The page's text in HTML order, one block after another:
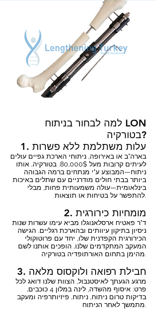
למה לבחור בניתוח LON
בטורקיה?
1. עלות משתלמת ללא פשרות
בארה"ב או באירופה, ניתוחי הארכת גפיים עולים
לעיתים קרובות מעל 80,000$. בטורקיה, אותו
ניתוח—המבוצע ע"י מנתחים ברמה הגבוהה
ביותר בבתי חולים מודרניים עם שתלים באיכות
בינלאומית—עולה משמעותית פחות, מבלי
להתפשר על בטיחות או תוצאות.
2. מומחיות כירורגית
ד"ר פאטיח ארסלאנוגלו מביא עימו עשרות שנות
ניסיון בתיקון עיוותים ובהארכת רגליים. הגישה
הכירורגית הקפדנית שלו, יחד עם פרוטוקולי
המעקב המתקדמים שלנו, הופכים אותנו לשם
מהימן בתחום האורתופדיה בטורקיה.
3. חבילת רפואה ולוקסוס מלאה
מרגע הגעתך לאיסטנבול, הצוות שלנו דואג לכל
פרט: איסוף מהשדה, לינה במלון 4 כוכבים,
בדיקות טרום ניתוח, ניתוח, פיזיותרפיה ומעקב
מתמשך לאחר הניתוח.